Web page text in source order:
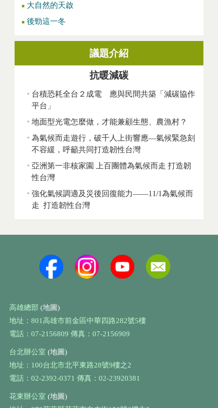
大自然的天啟
後勁這一冬
議題介紹
抗暖減碳
台積恐耗全台２成電 應與民間共築「減碳協作
平台」
地面型光電怎麼做，才能兼顧生態、農漁村？
為氣候而走遊行，破千人上街響應—氣候緊急刻
不容緩，呼籲共同打造韌性台灣
亞洲第一非核家園 上百團體為氣候而走 打造韌
性台灣
強化氣候調適及災後回復能力——11/1為氣候而
走 打造韌性台灣
高雄總部 (地圖)
地址：801高雄市前金區中華四路282號5樓
電話：07-2156809 傳真：07-2156909
台北辦公室 (地圖)
地址：100台北市北平東路28號9樓之2
電話：02-2392-0371 傳真：02-23920381
花東辦公室 (地圖)